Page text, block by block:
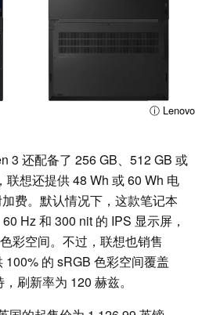
ⓘ Lenovo
3 还配备了 256 GB、512 GB 或
联想还提供 48 Wh 或 60 Wh 电
费。默认情况下，这款笔记本
Hz 和 300 nit 的 IPS 显示屏，
彩空间。不过，联想也销售
的 sRGB 色彩空间覆盖
刷新率为 120 赫兹。